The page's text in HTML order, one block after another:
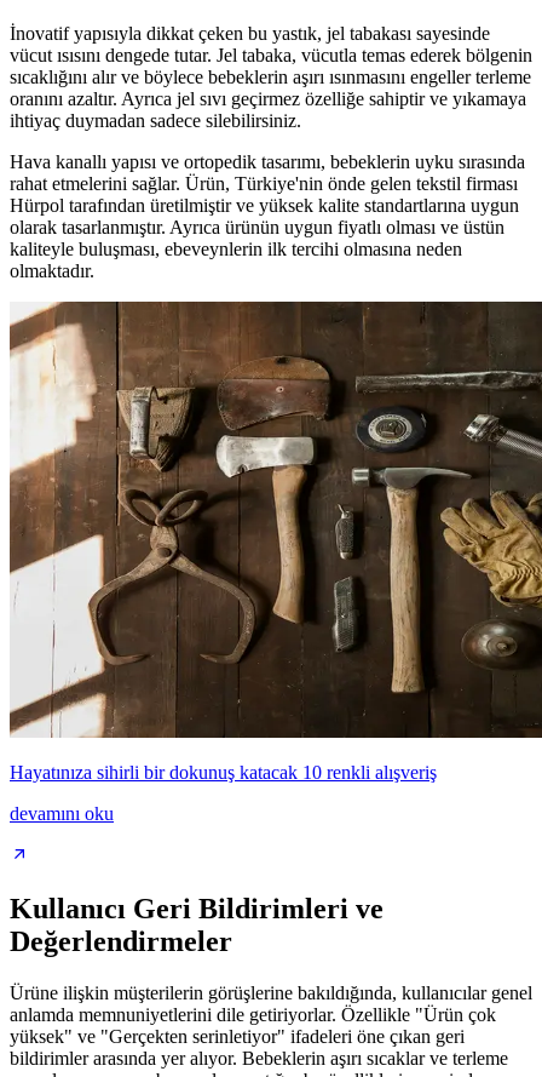
İnovatif yapısıyla dikkat çeken bu yastık, jel tabakası sayesinde
vücut ısısını dengede tutar. Jel tabaka, vücutla temas ederek bölgenin
sıcaklığını alır ve böylece bebeklerin aşırı ısınmasını engeller terleme
oranını azaltır. Ayrıca jel sıvı geçirmez özelliğe sahiptir ve yıkamaya
ihtiyaç duymadan sadece silebilirsiniz.
Hava kanallı yapısı ve ortopedik tasarımı, bebeklerin uyku sırasında
rahat etmelerini sağlar. Ürün, Türkiye'nin önde gelen tekstil firması
Hürpol tarafından üretilmiştir ve yüksek kalite standartlarına uygun
olarak tasarlanmıştır. Ayrıca ürünün uygun fiyatlı olması ve üstün
kaliteyle buluşması, ebeveynlerin ilk tercihi olmasına neden
olmaktadır.
Hayatınıza sihirli bir dokunuş katacak 10 renkli alışveriş
devamını oku
Kullanıcı Geri Bildirimleri ve
Değerlendirmeler
Ürüne ilişkin müşterilerin görüşlerine bakıldığında, kullanıcılar genel
anlamda memnuniyetlerini dile getiriyorlar. Özellikle "Ürün çok
yüksek" ve "Gerçekten serinletiyor" ifadeleri öne çıkan geri
bildirimler arasında yer alıyor. Bebeklerin aşırı sıcaklar ve terleme